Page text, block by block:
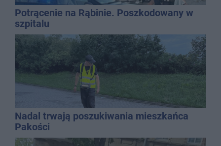
Potrącenie na Rąbinie. Poszkodowany w
szpitalu
Nadal trwają poszukiwania mieszkańca
Pakości